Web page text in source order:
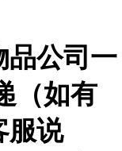
品公司一
（如有
服说